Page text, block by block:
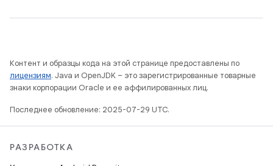
Контент и образцы кода на этой странице предоставлены по
лицензиям. Java и OpenJDK – это зарегистрированные товарные
знаки корпорации Oracle и ее аффилированных лиц.
Последнее обновление: 2025-07-29 UTC.
РАЗРАБОТКА